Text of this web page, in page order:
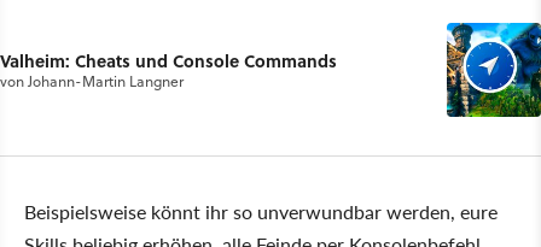
Valheim: Cheats und Console Commands
vonJohann-Martin Langner
Beispielsweise könnt ihr so unverwundbar werden, eure